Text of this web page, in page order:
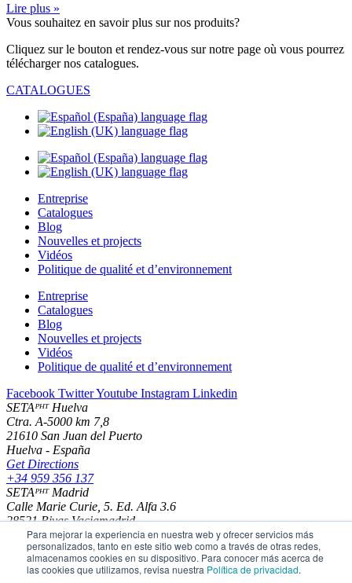
Para mejorar la experiencia en nuestra web y ofrecer servicios más
personalizados, tanto en este sitio web como a través de otras redes,
almacenamos cookies en su dispositivo. Para conocer más acerca de
las cookies que utilizamos, revisa nuestra Política de privacidad.
Lire plus »
Vous souhaitez en savoir plus sur nos produits?
Cliquez sur le bouton et rendez-vous sur notre page où vous pourrez
télécharger nos catalogues.
CATALOGUES
Entreprise
Catalogues
Blog
Nouvelles et projects
Vidéos
Politique de qualité et d’environnement
Entreprise
Catalogues
Blog
Nouvelles et projects
Vidéos
Politique de qualité et d’environnement
Facebook TwitterYoutube Instagram Linkedin
SETAᴾᴴᵀ Huelva
Ctra. A-5000 km 7,8
21610 San Juan del Puerto
Huelva - España
Get Directions
+34 959 356 137
SETAᴾᴴᵀ Madrid
Calle Marie Curie, 5. Ed. Alfa 3.6
28521 Rivas Vaciamadrid
Madrid - España
Get Directions
+34 916 702 200